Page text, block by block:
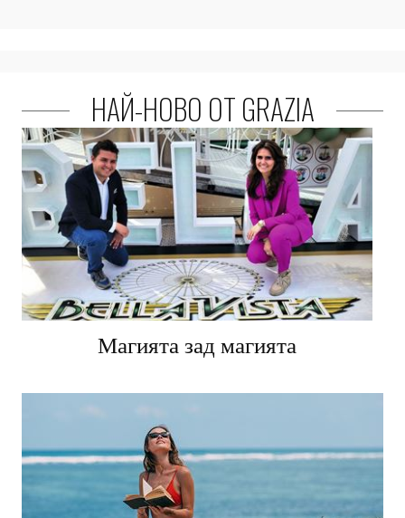
НАЙ-НОВО ОТ GRAZIA
Магията зад магията